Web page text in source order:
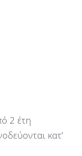
2 έτη
κατ’